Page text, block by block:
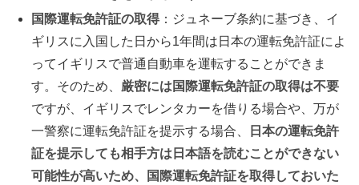
国際運転免許証の取得：ジュネーブ条約に基づき、イ
ギリスに入国した日から1年間は日本の運転免許証によ
ってイギリスで普通自動車を運転することができま
す。そのため、 厳密には国際運転免許証の取得は不要
ですが、イギリスでレンタカーを借りる場合や、万が
一警察に運転免許証を提示する場合、
日本の運転免許
証を提示しても相手方は日本語を読むことができない
可能性が高いため、国際運転免許証を取得しておいた